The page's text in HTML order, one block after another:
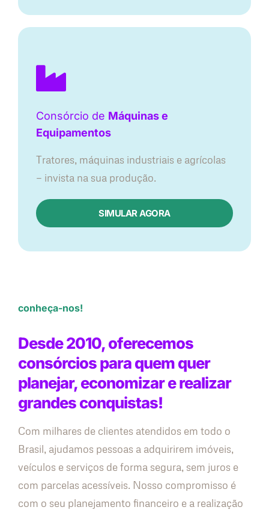
Consórcio de Máquinas e
Equipamentos
Tratores, máquinas industriais e agrícolas
— invista na sua produção.
SIMULAR AGORA
conheça-nos!
Desde 2010, oferecemos
consórcios para quem quer
planejar, economizar e realizar
grandes conquistas!
Com milhares de clientes atendidos em todo o
Brasil, ajudamos pessoas a adquirirem imóveis,
veículos e serviços de forma segura, sem juros e
com parcelas acessíveis. Nosso compromisso é
com o seu planejamento financeiro e a realização